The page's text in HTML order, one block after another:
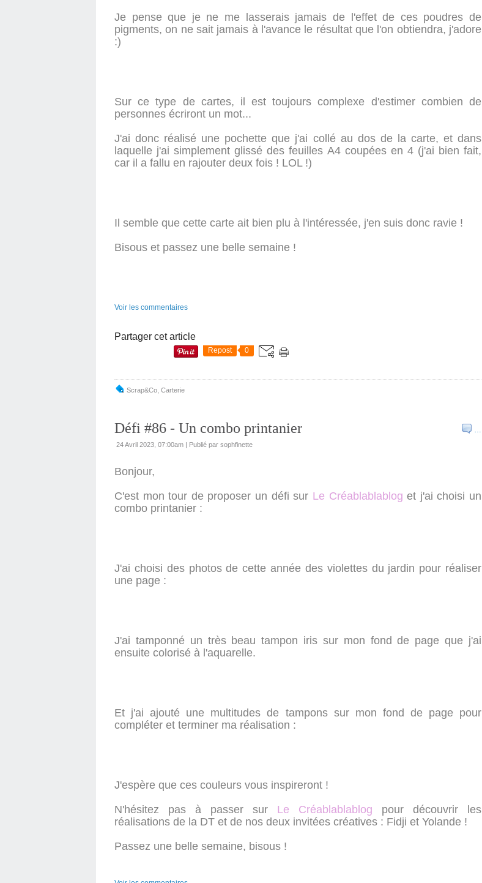
Je pense que je ne me lasserais jamais de l'effet de ces poudres de
pigments, on ne sait jamais à l'avance le résultat que l'on obtiendra, j'adore
:)
Sur ce type de cartes, il est toujours complexe d'estimer combien de
personnes écriront un mot...
J'ai donc réalisé une pochette que j'ai collé au dos de la carte, et dans
laquelle j'ai simplement glissé des feuilles A4 coupées en 4 (j'ai bien fait,
car il a fallu en rajouter deux fois ! LOL !)
Il semble que cette carte ait bien plu à l'intéressée, j'en suis donc ravie !
Bisous et passez une belle semaine !
Voir les commentaires
Partager cet article
Repost 0
Scrap&co Carterie
…
Défi #86 - Un combo printanier
24 Avril 2023, 07:00am | Publié par sophfinette
Bonjour,
C'est mon tour de proposer un défi sur Le Créablablablog et j'ai choisi un
combo printanier :
J'ai choisi des photos de cette année des violettes du jardin pour réaliser
une page :
J'ai tamponné un très beau tampon iris sur mon fond de page que j'ai
ensuite colorisé à l'aquarelle.
Et j'ai ajouté une multitudes de tampons sur mon fond de page pour
compléter et terminer ma réalisation :
J'espère que ces couleurs vous inspireront !
N'hésitez pas à passer sur Le Créablablablog pour découvrir les
réalisations de la DT et de nos deux invitées créatives : Fidji et Yolande !
Passez une belle semaine, bisous !